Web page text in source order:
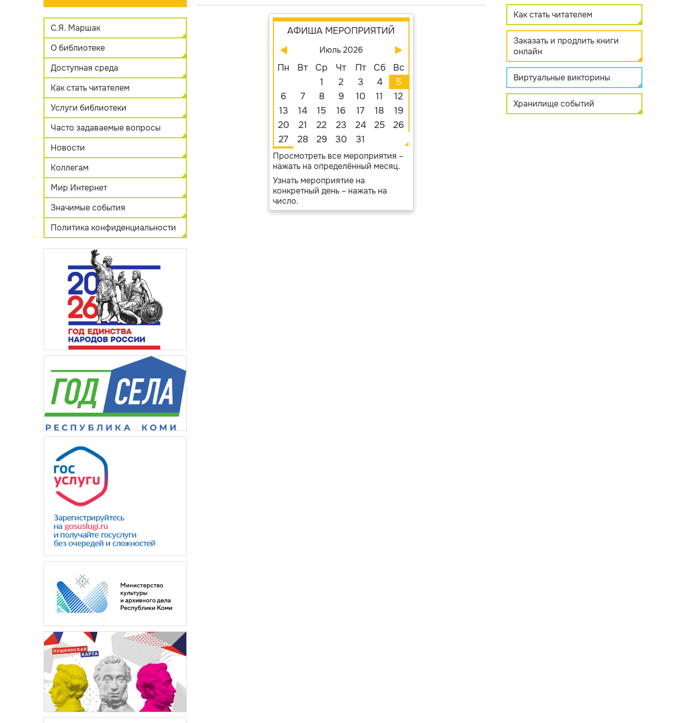
С.Я. Маршак
О библиотеке
Доступная среда
Как стать читателем
Услуги библиотеки
Часто задаваемые вопросы
Новости
Коллегам
Мир Интернет
Значимые события
Политика конфиденциальности
АФИША МЕРОПРИЯТИЙ
Июль 2026
Пн Вт Ср Чт Пт Сб
Вс
1
2 3 4
5
6
7 8 9 10 11
12
13
14 15 16 17 18
19
20
21 22 23 24 25
26
27
28 29 30 31
Просмотреть все мероприятия –
нажать на определённый месяц.
Узнать мероприятие на
конкретный день – нажать на
число.
Как стать читателем
Заказать и продлить книги
онлайн
Виртуальные викторины
Хранилище событий